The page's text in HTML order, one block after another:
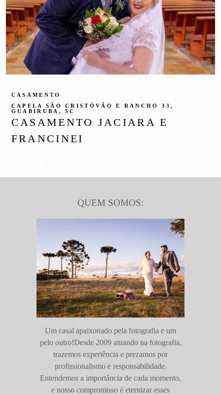
CASAMENTO JACIARA E
FRANCINEI
CASAMENTO
CAPELA SÃO CRISTÓVÃO E RANCHO 33,
GUABIRUBA, SC
QUEM SOMOS:
Um casal apaixonado pela fotografia e um
pelo outro!Desde 2009 atuando na fotografia,
trazemos experiência e prezamos por
profissionalismo e responsabilidade.
Entendemos a importância de cada momento,
e nosso compromisso é eternizar esses